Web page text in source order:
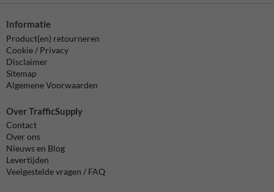
Informatie
Product(en) retourneren
Cookie / Privacy
Disclaimer
Sitemap
Algemene Voorwaarden
Over TrafficSupply
Contact
Over ons
Nieuws en Blog
Levertijden
Veelgestelde vragen / FAQ